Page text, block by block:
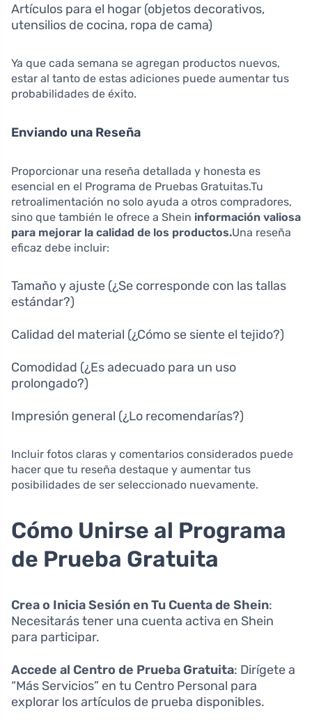
Artículos para el hogar (objetos decorativos,
utensilios de cocina, ropa de cama)
Ya que cada semana se agregan productos nuevos,
estar al tanto de estas adiciones puede aumentar tus
probabilidades de éxito.
Enviando una Reseña
Proporcionar una reseña detallada y honesta es
esencial en el Programa de Pruebas Gratuitas.Tu
retroalimentación no solo ayuda a otros compradores,
sino que también le ofrece a Shein información valiosa
para mejorar la calidad de los productos.Una reseña
eficaz debe incluir:
Tamaño y ajuste (¿Se corresponde con las tallas
estándar?)
Calidad del material (¿Cómo se siente el tejido?)
Comodidad (¿Es adecuado para un uso
prolongado?)
Impresión general (¿Lo recomendarías?)
Incluir fotos claras y comentarios considerados puede
hacer que tu reseña destaque y aumentar tus
posibilidades de ser seleccionado nuevamente.
Cómo Unirse al Programa
de Prueba Gratuita
Crea o Inicia Sesión en Tu Cuenta de Shein:
Necesitarás tener una cuenta activa en Shein
para participar.
Accede al Centro de Prueba Gratuita: Dirígete a
“Más Servicios” en tu Centro Personal para
explorar los artículos de prueba disponibles.